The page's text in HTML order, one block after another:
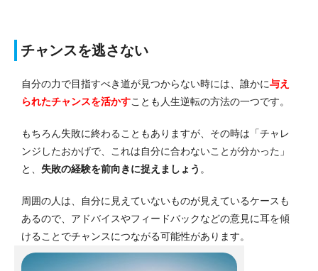
チャンスを逃さない
自分の力で目指すべき道が見つからない時には、誰かに与え
られたチャンスを活かすことも人生逆転の方法の一つです。
もちろん失敗に終わることもありますが、その時は「チャレ
ンジしたおかげで、これは自分に合わないことが分かった」
と、 失敗の経験を前向きに捉えましょう 。
周囲の人は、自分に見えていないものが見えているケースも
あるので、アドバイスやフィードバックなどの意見に耳を傾
けることでチャンスにつながる可能性があります。